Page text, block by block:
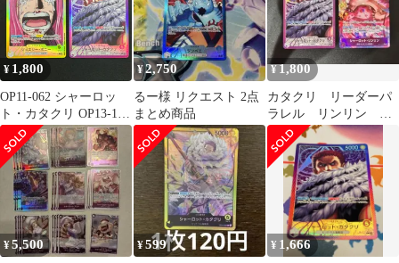
¥ 1,800
OP11-062 シャーロッ
ト・カタクリ OP13-100
ジュエリー・ボニー リ
ーダーパラレル二枚セ
ット
¥2,750
るー様 リクエスト 2点
まとめ商品
¥1,800
カタクリ リーダーパ
ラレル リンリン パ
ラレル
¥5,500 ¥599 ¥ 1,666